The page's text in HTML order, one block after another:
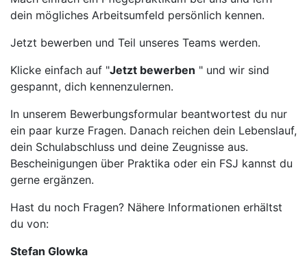
dein mögliches Arbeitsumfeld persönlich kennen.
Jetzt bewerben und Teil unseres Teams werden.
Klicke einfach auf "Jetzt bewerben " und wir sind
gespannt, dich kennenzulernen.
In unserem Bewerbungsformular beantwortest du nur
ein paar kurze Fragen. Danach reichen dein Lebenslauf,
dein Schulabschluss und deine Zeugnisse aus.
Bescheinigungen über Praktika oder ein FSJ kannst du
gerne ergänzen.
Hast du noch Fragen? Nähere Informationen erhältst
du von:
Stefan Glowka